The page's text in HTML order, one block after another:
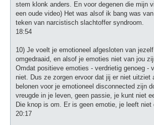
stem klonk anders. En voor degenen die mijn
een oude video) Het was alsof ik bang was
teken van narcistisch slachtoffer syndroom.
18:54
10) Je voelt je emotioneel afgesloten van
omgedraaid, en alsof je emoties niet van jou
Omdat positieve emoties - verdrietig genoeg -
niet. Dus ze zorgen ervoor dat jij er niet
belonen voor je emotioneel disconnected zijn
vreugde in je leven, geen passie, je kunt niet
Die knop is om. Er is geen emotie, je leeft niet
20:17